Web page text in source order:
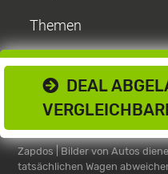
DEAL
Themen
Zapdos | Bilder von Autos
tatsächlichen Wagen